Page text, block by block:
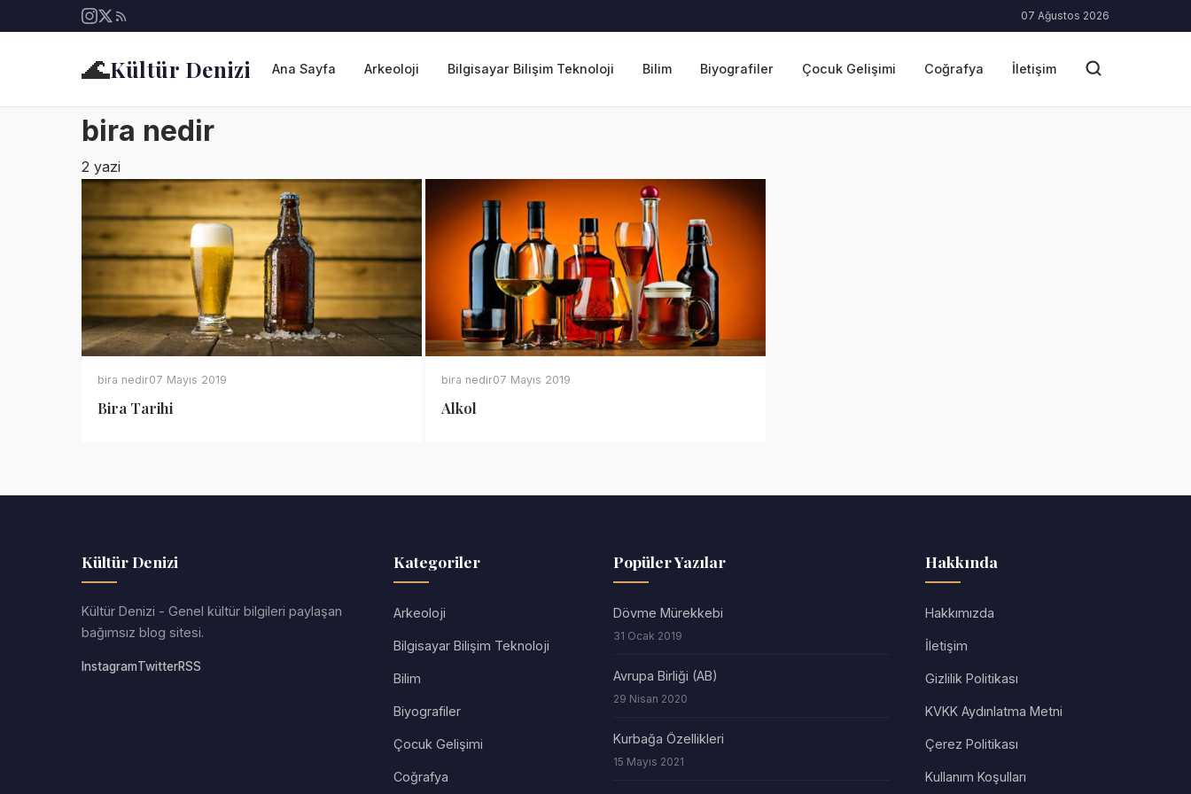
07 Ağustos 2026
🌊Kültür Denizi Ana Sayfa Arkeoloji Bilgisayar Bilişim Teknoloji Bilim Biyografiler Çocuk Gelişimi Coğrafya İletişim
bira nedir
2 yazi
bira nedir07 Mayıs 2019
Bira Tarihi
bira nedir07 Mayıs 2019
Alkol
Kültür Denizi
Kültür Denizi - Genel kültür bilgileri paylaşan
bağımsız blog sitesi.
InstagramTwitterRSS
Kategoriler
Arkeoloji
Bilgisayar Bilişim Teknoloji
Bilim
Biyografiler
Çocuk Gelişimi
Coğrafya
Popüler Yazılar
Dövme Mürekkebi
31 Ocak 2019
Avrupa Birliği (AB)
29 Nisan 2020
Kurbağa Özellikleri
15 Mayıs 2021
Hakkında
Hakkımızda
İletişim
Gizlilik Politikası
KVKK Aydınlatma Metni
Çerez Politikası
Kullanım Koşulları